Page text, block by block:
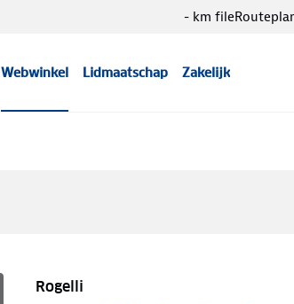
Webwinkel Lidmaatschap Zakelijk
- km file
Rogelli